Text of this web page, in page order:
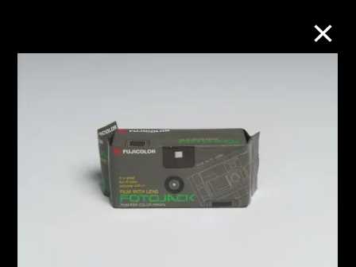
进一步筛选